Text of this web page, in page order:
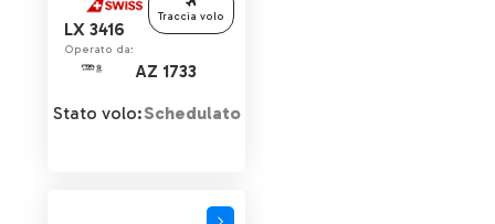
LX 3416
Operato da:
AZ 1733
Stato volo:Schedulato
Traccia volo